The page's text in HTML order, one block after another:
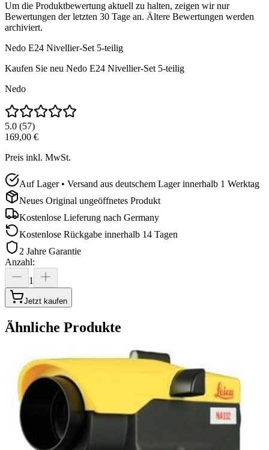
Um die Produktbewertung aktuell zu halten, zeigen wir nur
Bewertungen der letzten 30 Tage an. Ältere Bewertungen werden
archiviert.
Nedo E24 Nivellier-Set 5-teilig
Kaufen Sie neu Nedo E24 Nivellier-Set 5-teilig
Nedo
5.0 (57)
169,00 €
Preis inkl. MwSt.
Auf Lager • Versand aus deutschem Lager innerhalb 1 Werktag
Neues Original ungeöffnetes Produkt
Kostenlose Lieferung nach Germany
Kostenlose Rückgabe innerhalb 14 Tagen
2 Jahre Garantie
Anzahl:
1
Jetzt kaufen
Ähnliche Produkte